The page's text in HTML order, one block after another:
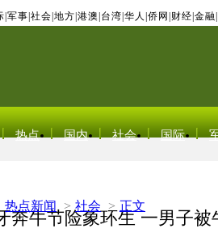
军事 社会 地方 港澳 台湾 华人 侨网 财经 金融
热点 国内 社会 国际
热点新闻 > 社会 > 正文
奔牛节险象环生 一男子被